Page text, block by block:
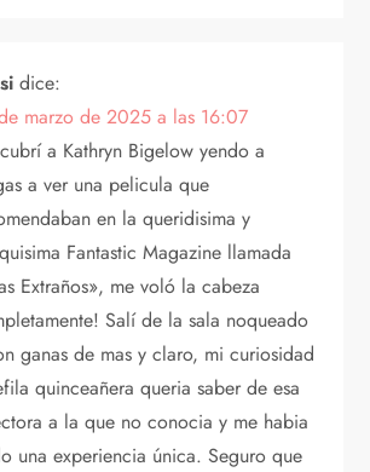
dice:
marzo de 2025 a las 16:07
a Kathryn Bigelow yendo a
a ver una pelicula que
en la queridisima y
Fantastic Magazine llamada
Extraños», me voló la cabeza
Salí de la sala noqueado
ganas de mas y claro, mi curiosidad
quinceañera queria saber de esa
a la que no conocia y me habia
una experiencia única. Seguro que